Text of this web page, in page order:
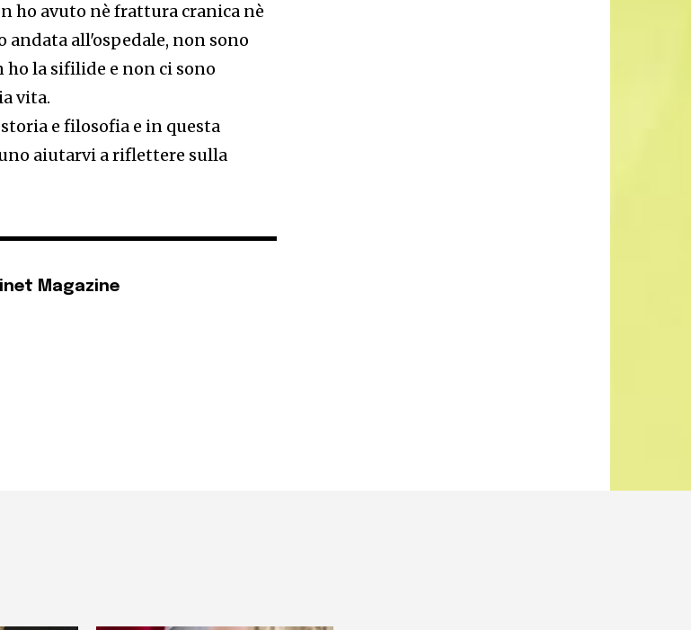
ho avuto nè frattura cranica nè
andata all'ospedale, non sono
la sifilide e non ci sono
vita.
e filosofia e in questa
aiutarvi a riflettere sulla
Magazine